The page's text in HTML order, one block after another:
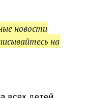
новости
на